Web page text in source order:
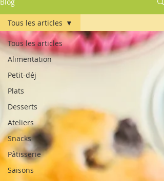
Tous les articles
Alimentation
Petit-déj
Plats
Desserts
Ateliers
Snacks
Pâtisserie
Saisons
Tous les articles